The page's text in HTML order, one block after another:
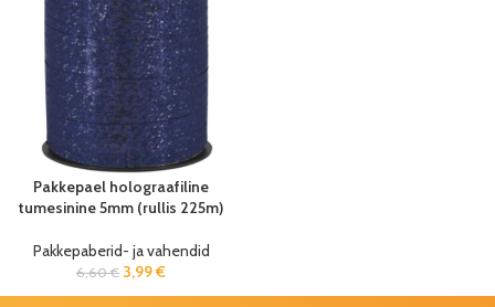
Pakkepael holograafiline
tumesinine 5mm (rullis 225m)
Pakkepaberid- ja vahendid
6,60€ 3,99€